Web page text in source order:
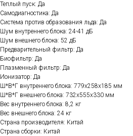
Теплый пуск: Да
Самодиагностика: Да
Система против образования льда: Да
Шум внутреннего блока: 24-41 дБ
Шум внешнего блока: 52 дБ
Предварительный фильтр: Да
Биофильтр: Да
Плазменный фильтр: Да
Ионизатор: Да
Ш*В*Г внутреннего блока: 779x258x185 мм
Ш*В*Г внешнего блока: 732x555x330 мм
Вес внутреннего блока: 8,2 кг
Вес внешнего блока: 24 кг
Страна производителя: Китай
Страна сборки: Китай